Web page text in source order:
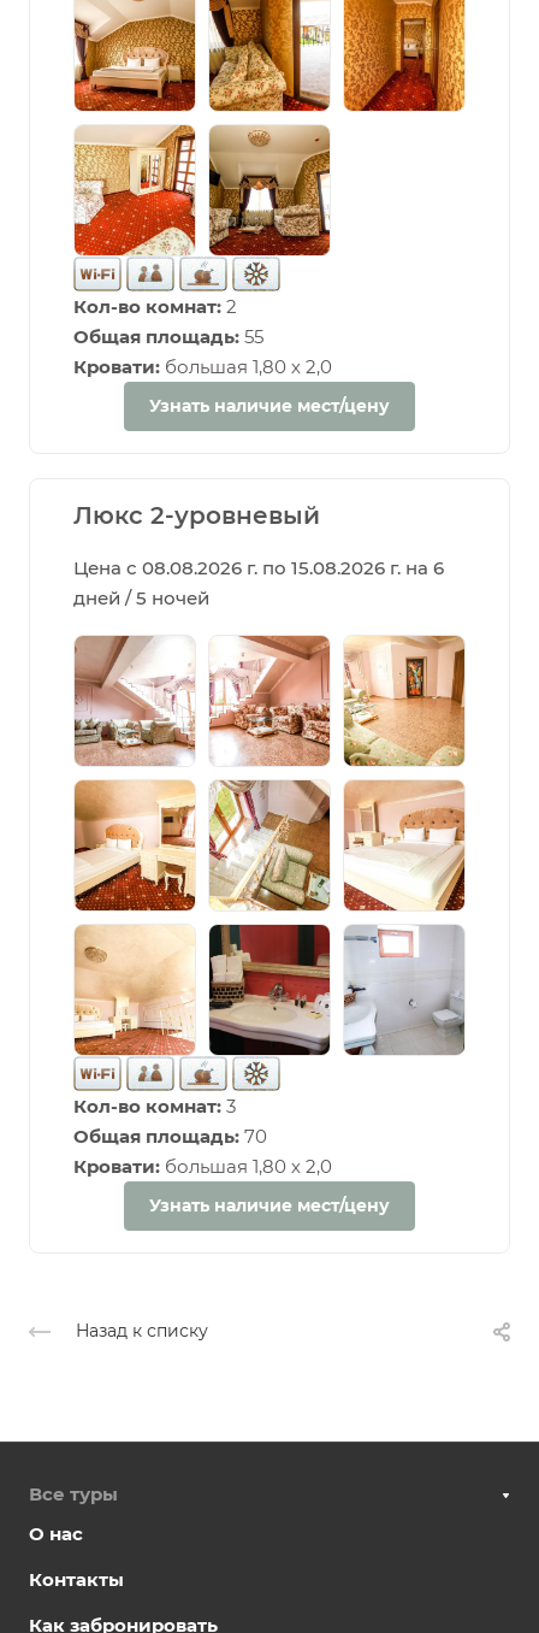
Кол-во комнат: 2
Общая площадь: 55
Кровати: большая 1,80 х 2,0
Узнать наличие мест/цену
Люкс 2-уровневый
Цена с 08.08.2026 г. по 15.08.2026 г. на 6
дней / 5 ночей
Кол-во комнат: 3
Общая площадь: 70
Кровати: большая 1,80 х 2,0
Узнать наличие мест/цену
Назад к списку
Все туры
О нас
Контакты
Как забронировать